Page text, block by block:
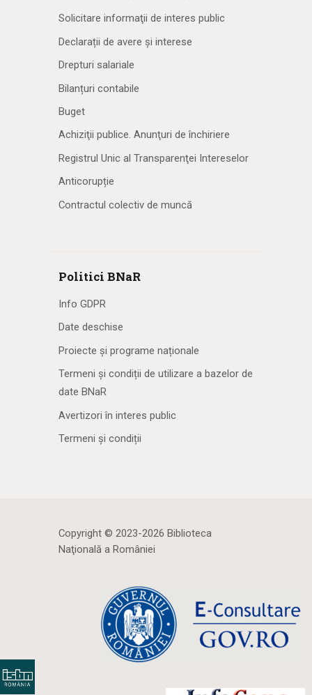
Solicitare informaţii de interes public
Declarații de avere și interese
Drepturi salariale
Bilanțuri contabile
Buget
Achiziţii publice. Anunţuri de închiriere
Registrul Unic al Transparenţei Intereselor
Anticorupție
Contractul colectiv de muncă
Politici BNaR
Info GDPR
Date deschise
Proiecte și programe naționale
Termeni și condiții de utilizare a bazelor de
date BNaR
Avertizori în interes public
Termeni și condiții
Copyright © 2023-2026 Biblioteca
Naţională a României